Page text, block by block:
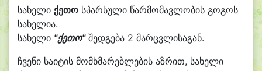
სახელი ქეთო სპარსული წარმომავლობის გოგოს
სახელია.
სახელი "ქეთო"შედგება 2 მარცვლისაგან.
ჩვენი საიტის მომხმარებლების აზრით, სახელი